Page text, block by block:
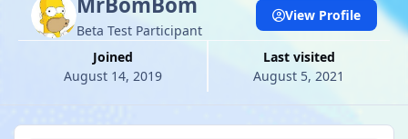
Beta Test Participant
Joined
August 14, 2019
Last visited
August 5, 2021
View Profile